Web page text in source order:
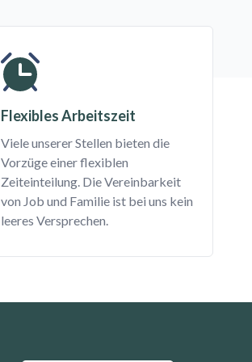
Flexibles Arbeitszeit
Viele unserer Stellen bieten die
Vorzüge einer flexiblen
Zeiteinteilung. Die Vereinbarkeit
von Job und Familie ist bei uns kein
leeres Versprechen.